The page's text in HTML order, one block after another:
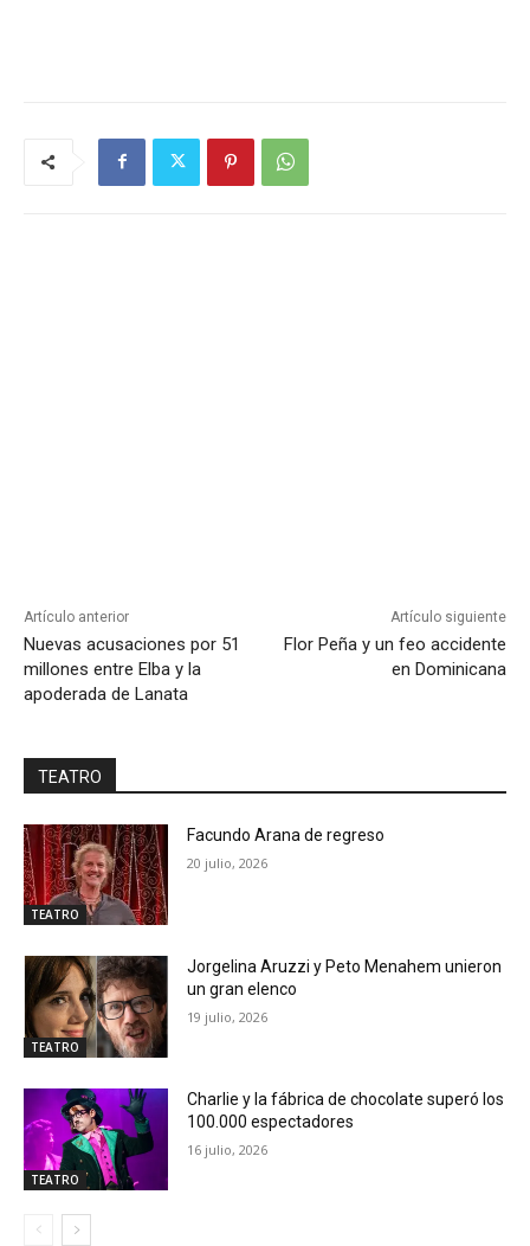
Artículo anterior
Nuevas acusaciones por 51
millones entre Elba y la
apoderada de Lanata
Artículo siguiente
Flor Peña y un feo accidente
en Dominicana
TEATRO
TEATRO
Facundo Arana de regreso
20 julio, 2026
TEATRO
Jorgelina Aruzzi y Peto Menahem unieron
un gran elenco
19 julio, 2026
TEATRO
Charlie y la fábrica de chocolate superó los
100.000 espectadores
16 julio, 2026